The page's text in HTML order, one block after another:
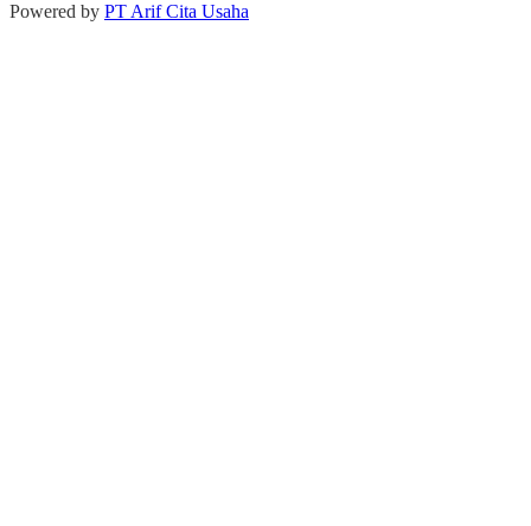
Powered by PT Arif Cita Usaha